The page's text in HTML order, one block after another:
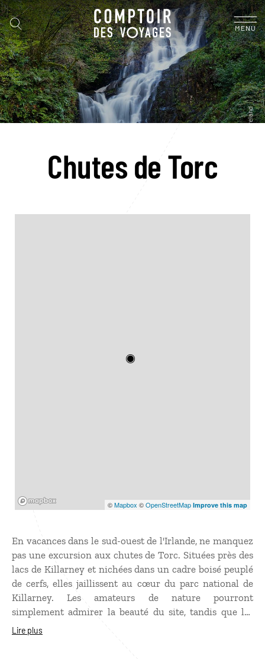
MENU
Chutes de Torc
©Mapbox ©OpenStreetMap Improve this map
En vacances dans le sud-ouest de l'Irlande, ne manquez
pas une excursion aux chutes de Torc. Situées près des
lacs de Killarney et nichées dans un cadre boisé peuplé
de cerfs, elles jaillissent au cœur du parc national de
Killarney. Les amateurs de nature pourront
simplement admirer la beauté du site, tandis que les
plus sportifs pourront entreprendre une randonnée
Lire plus